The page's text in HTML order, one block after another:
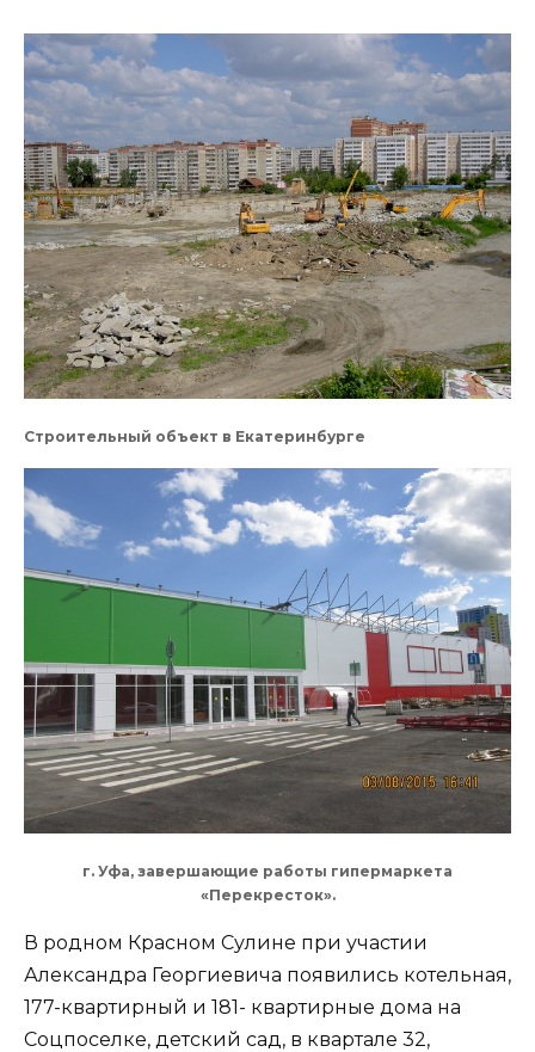
Строительный объект в Екатеринбурге
г. Уфа, завершающие работы гипермаркета
«Перекресток».
В родном Красном Сулине при участии
Александра Георгиевича появились котельная,
177-квартирный и 181- квартирные дома на
Соцпоселке, детский сад, в квартале 32,